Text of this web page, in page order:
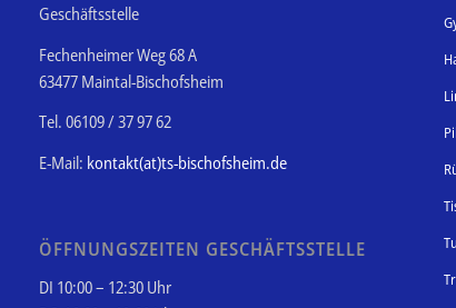
Geschäftsstelle
Fechenheimer Weg 68 A
63477 Maintal-Bischofsheim
Tel. 06109 / 37 97 62
E-Mail: kontakt(at)ts-bischofsheim.de
ÖFFNUNGSZEITEN GESCHÄFTSSTELLE
DI 10:00 – 12:30 Uhr